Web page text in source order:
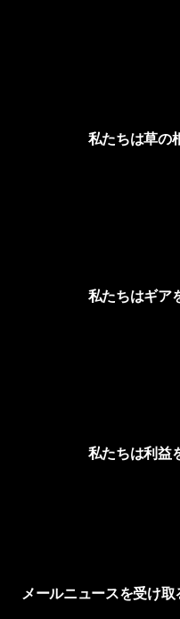
私たちは草の
私たちはギア
私たちは利益
メールニュースを受け取